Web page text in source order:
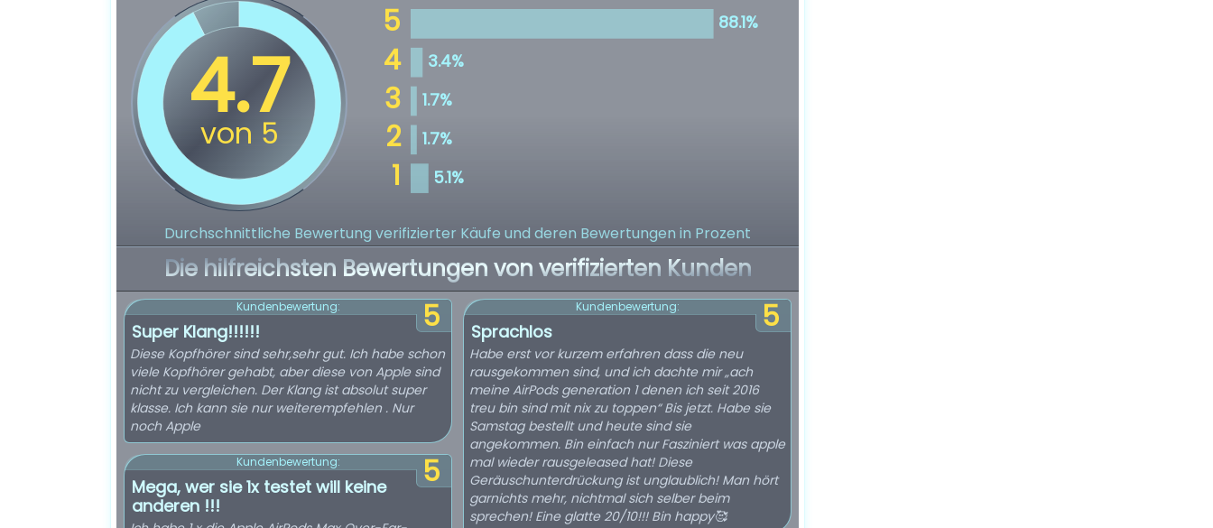
Durchschnittliche Bewertung verifizierter Käufe und deren Bewertungen in Prozent
Die hilfreichsten Bewertungen von verifizierten Kunden
5
Kundenbewertung:
Super Klang!!!!!!
Diese Kopfhörer sind sehr,sehr gut. Ich habe schon
viele Kopfhörer gehabt, aber diese von Apple sind
nicht zu vergleichen. Der Klang ist absolut super
klasse. Ich kann sie nur weiterempfehlen . Nur
noch Apple
5
Kundenbewertung:
Mega, wer sie 1x testet will keine
anderen !!!
5
Kundenbewertung:
Sprachlos
Habe erst vor kurzem erfahren dass die neu
rausgekommen sind, und ich dachte mir „ach
meine AirPods generation 1 denen ich seit 2016
treu bin sind mit nix zu toppen“ Bis jetzt. Habe sie
Samstag bestellt und heute sind sie
angekommen. Bin einfach nur Fasziniert was apple
mal wieder rausgeleased hat! Diese
Geräuschunterdrückung ist unglaublich! Man hört
garnichts mehr, nichtmal sich selber beim
sprechen! Eine glatte 20/10!!! Bin happy🥰